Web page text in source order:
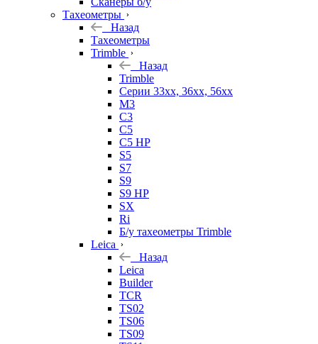
Тахеометры
Назад
Тахеометры
Trimble
Назад
Trimble
Серии 33xx, 36xx, 56xx
M3
C3
C5
C5 HP
S5
S7
S9
S9 HP
SX
Ri
Б/у тахеометры Trimble
Leica
Назад
Leica
Builder
TCR
TS02
TS06
TS09